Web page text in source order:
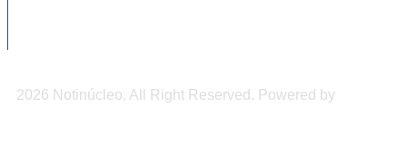
2026 Notinúcleo. All Right Reserved. Powered by